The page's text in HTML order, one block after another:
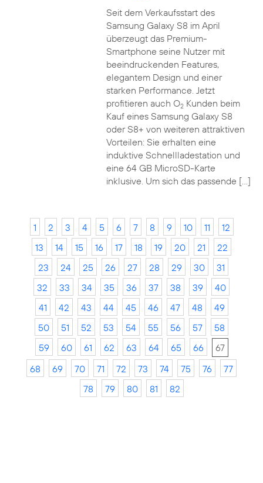
Seit dem Verkaufsstart des
Samsung Galaxy S8 im April
überzeugt das Premium-
Smartphone seine Nutzer mit
beeindruckenden Features,
elegantem Design und einer
starken Performance. Jetzt
profitieren auch O2Kunden beim
Kauf eines Samsung Galaxy S8
oder S8+ von weiteren attraktiven
Vorteilen: Sie erhalten eine
induktive Schnellladestation und
eine 64 GB MicroSD-Karte
inklusive. Um sich das passende […]
1 2 3 4 5 6 7 8 9 10 11
12
13
14 15 16 17 18 19 20 21
22
23
24 25 26 27 28 29 30
31
32
33 34 35 36 37 38 39
40
41
42 43 44 45 46 47 48
49
50
51 52 53 54 55 56 57
58
59
60 61 62 63 64 65 66
67
68
69 70 71 72 73 74 75 76
77
78
79 80 81 82